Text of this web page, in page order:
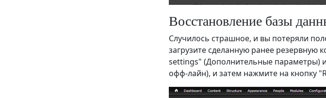
Восстановление базы
Случилось страшное, и вы потеряли
загрузите сделанную ранее
settings" (Дополнительные параметры)
офф-лайн), и затем нажмите на кнопку